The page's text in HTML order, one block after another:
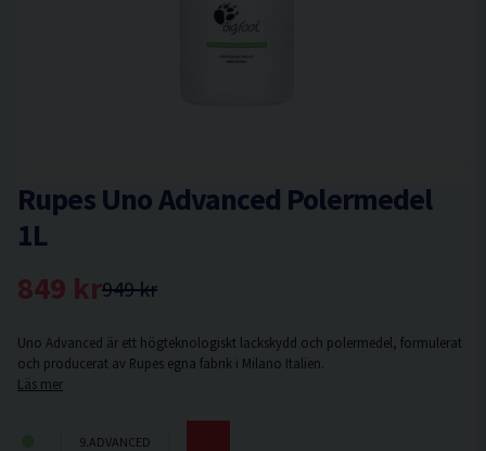
Rupes Uno Advanced Polermedel
1L
949 kr
849 kr
Uno Advanced är ett högteknologiskt lackskydd och polermedel, formulerat
och producerat av Rupes egna fabrik i Milano Italien.
Läs mer
9.ADVANCED